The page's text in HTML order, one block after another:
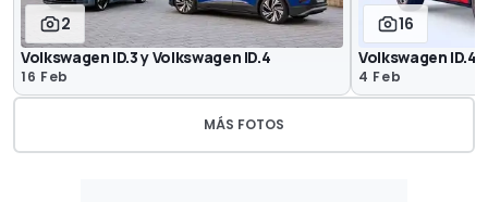
2
Volkswagen ID.3 y Volkswagen ID.4
16 Feb
16
Volkswagen ID.4
4 Feb
MÁS FOTOS